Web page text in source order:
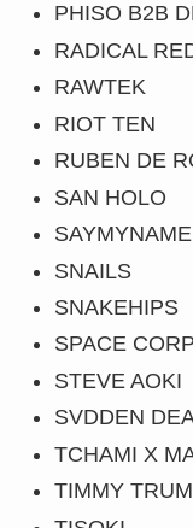
PHISO B2B
RADICAL
RAWTEK
RIOT TEN
RUBEN DE
SAN HOLO
SAYMYNAME
SNAILS
SNAKEHIPS
SPACE
STEVE AOKI
SVDDEN
TCHAMI X
TIMMY